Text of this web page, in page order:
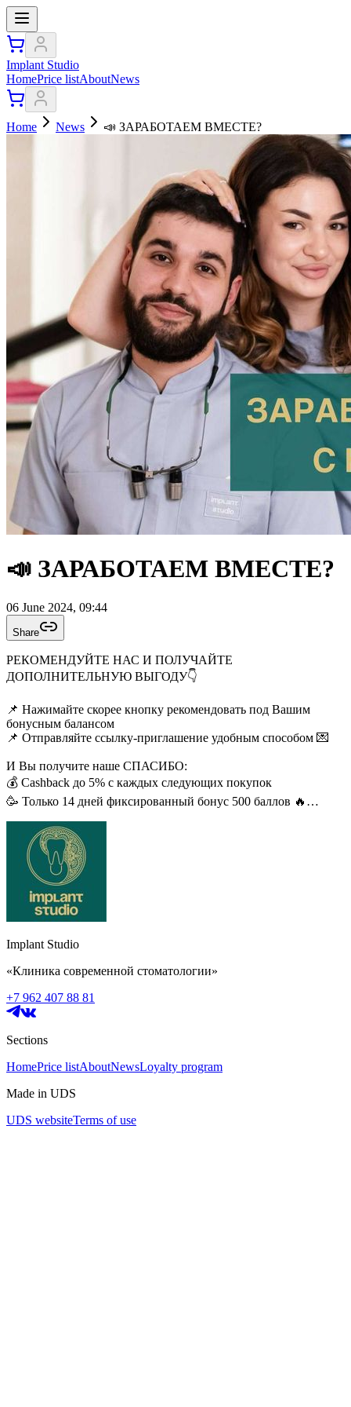
Implant Studio
HomePrice listAboutNews
Home News 📣 ЗАРАБОТАЕМ ВМЕСТЕ?
📣 ЗАРАБОТАЕМ ВМЕСТЕ?
06 June 2024, 09:44
Share
РЕКОМЕНДУЙТЕ НАС И ПОЛУЧАЙТЕ
ДОПОЛНИТЕЛЬНУЮ ВЫГОДУ👇
📌 Нажимайте скорее кнопку рекомендовать под Вашим
бонусным балансом
📌 Отправляйте ссылку-приглашение удобным способом 💌
И Вы получите наше СПАСИБО:
💰 Сashback до 5% с каждых следующих покупок
🥳 Только 14 дней фиксированный бонус 500 баллов 🔥
🤩 Выгода друзей :
✅ 1000 приветственных баллов при присоединении к
компании
✅ Бонусную карту нашей стоматологии
✅ Растущий cashback - до 10% баллами от суммы покупки
✅ Покрытие счета баллами до 15% от чека 💳
✅ 1000 подарочных баллов на день рождения 🎁
cashback приглашенных
Больше баллов - выше выгода 🌟
Implant Studio
«Клиника современной стоматологии»
+7 962 407 88 81
Sections
HomePrice listAboutNewsLoyalty program
Made in UDS
UDS websiteTerms of use